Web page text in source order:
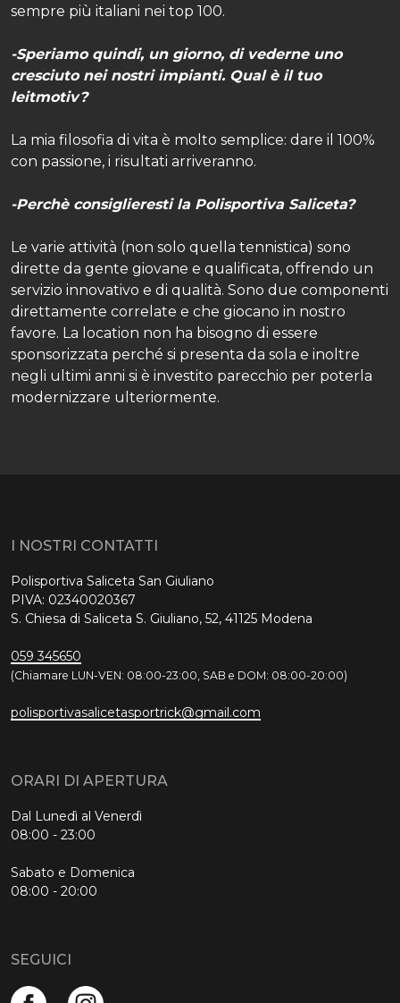
sempre più italiani nei top 100.
-Speriamo quindi, un giorno, di vederne uno
cresciuto nei nostri impianti. Qual è il tuo
leitmotiv?
La mia filosofia di vita è molto semplice: dare il 100%
con passione, i risultati arriveranno.
-Perchè consiglieresti la Polisportiva Saliceta?
Le varie attività (non solo quella tennistica) sono
dirette da gente giovane e qualificata, offrendo un
servizio innovativo e di qualità. Sono due componenti
direttamente correlate e che giocano in nostro
favore. La location non ha bisogno di essere
sponsorizzata perché si presenta da sola e inoltre
negli ultimi anni si è investito parecchio per poterla
modernizzare ulteriormente.
I NOSTRI CONTATTI
Polisportiva Saliceta San Giuliano
PIVA: 02340020367
S. Chiesa di Saliceta S. Giuliano, 52, 41125 Modena
059 345650
(Chiamare LUN-VEN: 08:00-23:00, SAB e DOM: 08:00-20:00)
polisportivasalicetasportrick@gmail.com
ORARI DI APERTURA
Dal Lunedì al Venerdì
08:00 - 23:00
Sabato e Domenica
08:00 - 20:00
SEGUICI